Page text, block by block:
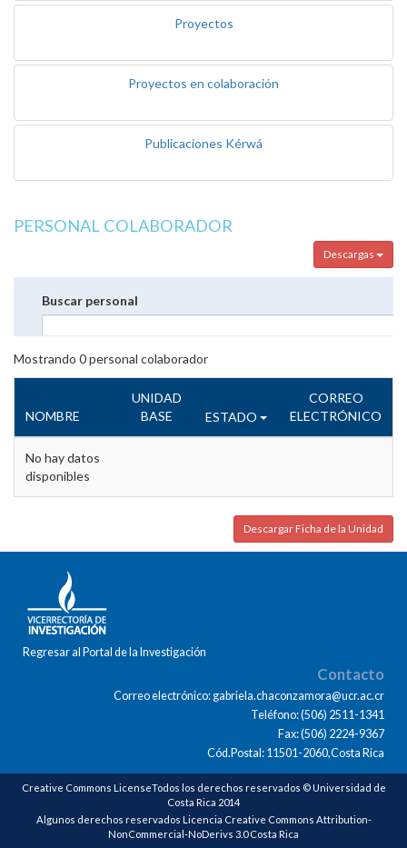
Proyectos
Proyectos en colaboración
Publicaciones Kérwá
PERSONAL COLABORADOR
Descargas
Buscar personal
Mostrando 0personal colaborador
NOMBRE
UNIDAD
BASE
ESTADO
CORREO
ELECTRÓNICO
No hay datos
disponibles
Descargar Ficha de la Unidad
Regresar al Portal de la Investigación
Contacto
Correo electrónico: gabriela.chaconzamora@ucr.ac.cr
Teléfono: (506) 2511-1341
Fax: (506) 2224-9367
Cód.Postal: 11501-2060,Costa Rica
Creative Commons LicenseTodos los derechos reservados © Universidad de
Costa Rica 2014
Algunos derechos reservados Licencia Creative Commons Attribution-
NonCommercial-NoDerivs 3.0 Costa Rica